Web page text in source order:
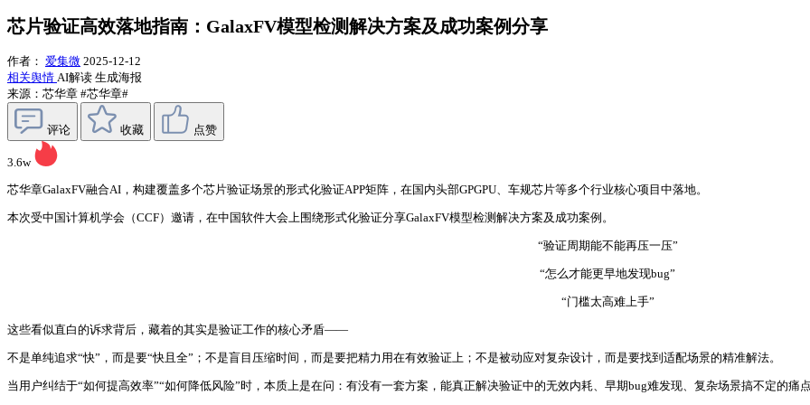
芯片验证高效落地指南：GalaxFV模型检测解决方案及成功案例分享
作者： 爱集微 2025-12-12
相关舆情 AI解读 生成海报
来源：芯华章 #芯华章#
评论 收藏 点赞
3.6w
芯华章GalaxFV融合AI，构建覆盖多个芯片验证场景的形式化验证APP矩阵，在国内头部GPGPU、车规芯片等多个行业核心项目中落地。
本次受中国计算机学会（CCF）邀请，在中国软件大会上围绕形式化验证分享GalaxFV模型检测解决方案及成功案例。
“验证周期能不能再压一压”
“怎么才能更早地发现bug”
“门槛太高难上手”
这些看似直白的诉求背后，藏着的其实是验证工作的核心矛盾——
不是单纯追求“快”，而是要“快且全”；不是盲目压缩时间，而是要把精力用在有效验证上；不是被动应对复杂设计，而是要找到适配场景的精准解法。
当用户纠结于“如何提高效率”“如何降低风险”时，本质上是在问：有没有一套方案，能真正解决验证中的无效内耗、早期bug难发现、复杂场景搞不定的痛